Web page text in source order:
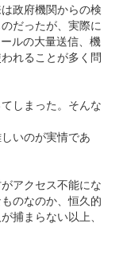
政府機関からの検
だったが、実際に
ルの大量送信、機
れることが多く問
しまった。そんな
いのが実情であ
アクセス不能にな
のなのか、恒久的
捕まらない以上、